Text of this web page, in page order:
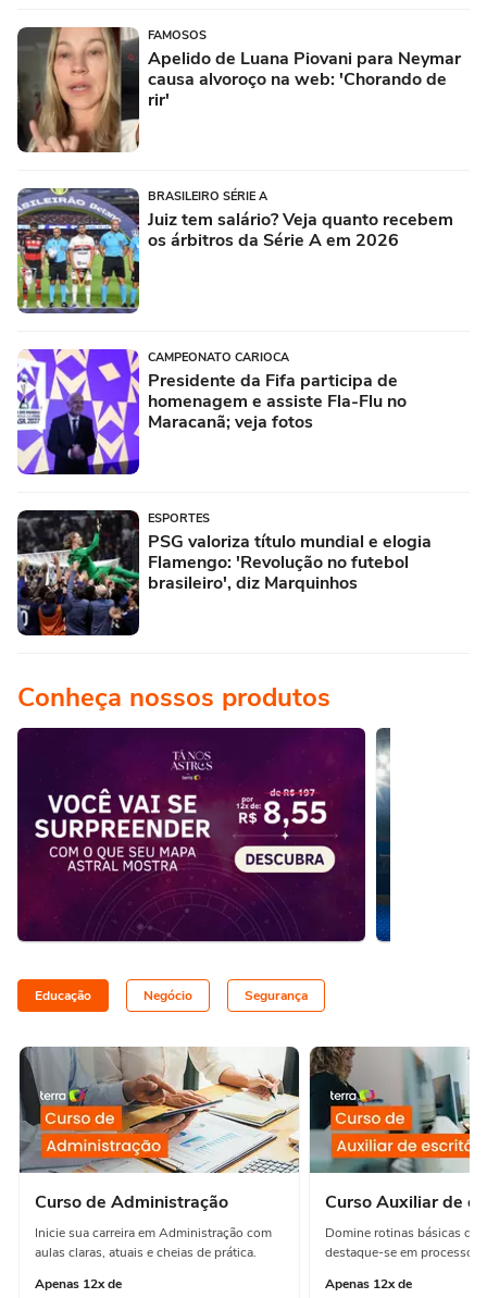
FAMOSOS
Apelido de Luana Piovani para Neymar
causa alvoroço na web: 'Chorando de
rir'
BRASILEIRO SÉRIE A
Juiz tem salário? Veja quanto recebem
os árbitros da Série A em 2026
CAMPEONATO CARIOCA
Presidente da Fifa participa de
homenagem e assiste Fla-Flu no
Maracanã; veja fotos
ESPORTES
PSG valoriza título mundial e elogia
Flamengo: 'Revolução no futebol
brasileiro', diz Marquinhos
Conheça nossos produtos
Educação Negócio Segurança
Curso de Administração
Inicie sua carreira em Administração com
aulas claras, atuais e cheias de prática.
Apenas 12x de
Curso Auxiliar de
Domine rotinas básicas de
destaque-se em processos
Apenas 12x de